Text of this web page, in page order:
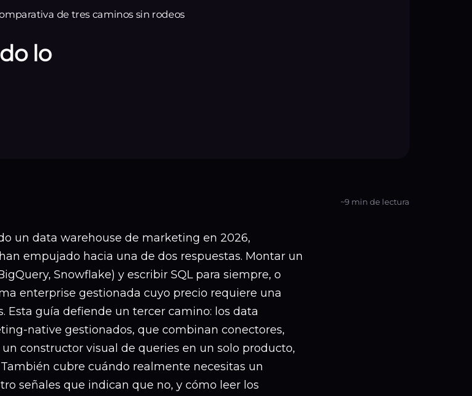
lo
~9 min de lectura
un data warehouse de marketing en 2026,
empujado hacia una de dos respuestas. Montar un
Snowflake) y escribir SQL para siempre, o
enterprise gestionada cuyo precio requiere una
Esta guía defiende un tercer camino: los data
native gestionados, que combinan conectores,
constructor visual de queries en un solo producto,
cubre cuándo realmente necesitas un
señales que indican que no, y cómo leer los